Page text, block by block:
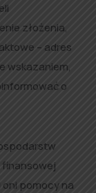
złożenia,
– adres
wskazaniem,
o
finansowej
pomocy na